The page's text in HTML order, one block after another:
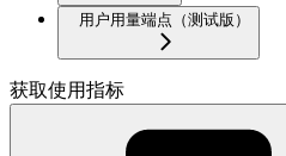
用户用量端点（测试版）
获取使用指标